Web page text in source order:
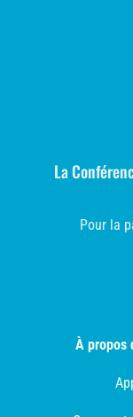
La
Pour la
À propos